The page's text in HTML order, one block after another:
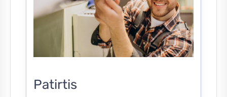
Patirtis